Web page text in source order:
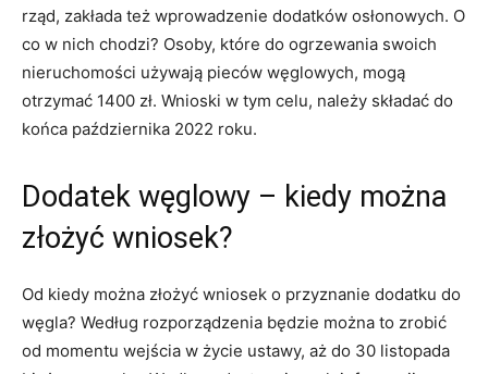
rząd, zakłada też wprowadzenie dodatków osłonowych. O
co w nich chodzi? Osoby, które do ogrzewania swoich
nieruchomości używają pieców węglowych, mogą
otrzymać 1400 zł. Wnioski w tym celu, należy składać do
końca października 2022 roku.
Dodatek węglowy – kiedy można
złożyć wniosek?
Od kiedy można złożyć wniosek o przyznanie dodatku do
węgla? Według rozporządzenia będzie można to zrobić
od momentu wejścia w życie ustawy, aż do 30 listopada